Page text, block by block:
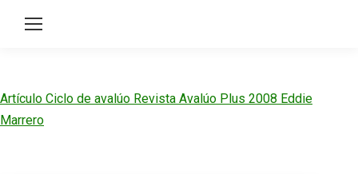
Artículo Ciclo de avalúo Revista Avalúo Plus 2008 Eddie
Marrero